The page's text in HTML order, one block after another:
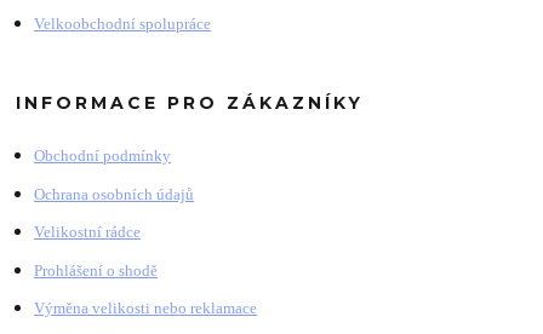
Velkoobchodní spolupráce
INFORMACE PRO ZÁKAZNÍKY
Obchodní podmínky
Ochrana osobních údajů
Velikostní rádce
Prohlášení o shodě
Výměna velikosti nebo reklamace